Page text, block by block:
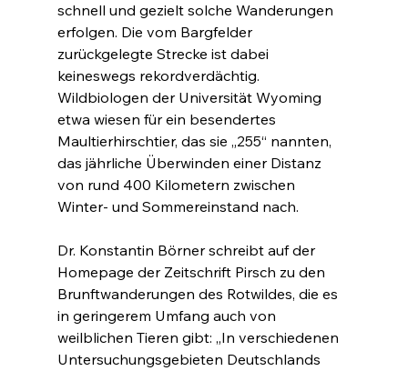
schnell und gezielt solche Wanderungen
erfolgen. Die vom Bargfelder
zurückgelegte Strecke ist dabei
keineswegs rekordverdächtig.
Wildbiologen der Universität Wyoming
etwa wiesen für ein besendertes
Maultierhirschtier, das sie „255“ nannten,
das jährliche Überwinden einer Distanz
von rund 400 Kilometern zwischen
Winter- und Sommereinstand nach.
Dr. Konstantin Börner schreibt auf der
Homepage der Zeitschrift Pirsch zu den
Brunftwanderungen des Rotwildes, die es
in geringerem Umfang auch von
weilblichen Tieren gibt: „In verschiedenen
Untersuchungsgebieten Deutschlands